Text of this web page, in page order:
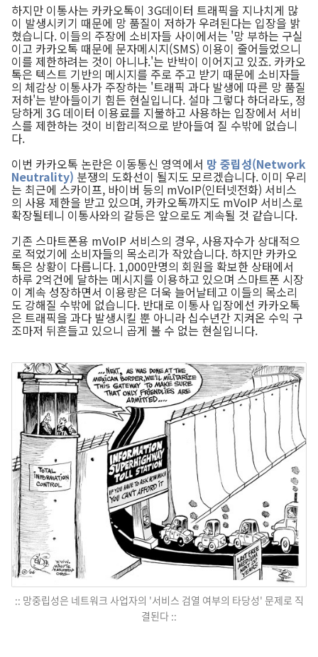
하지만 이통사는 카카오톡이 3G데이터 트래픽을 지나치게 많
이 발생시키기 때문에 망 품질이 저하가 우려된다는 입장을 밝
혔습니다. 이들의 주장에 소비자들 사이에서는 '망 부하는 구실
이고 카카오톡 때문에 문자메시지(SMS) 이용이 줄어들었으니
이를 제한하려는 것이 아니냐.'는 반박이 이어지고 있죠. 카카오
톡은 텍스트 기반의 메시지를 주로 주고 받기 때문에 소비자들
의 체감상 이통사가 주장하는 '트래픽 과다 발생에 따른 망 품질
저하'는 받아들이기 힘든 현실입니다. 설마 그렇다 하더라도, 정
당하게 3G 데이터 이용료를 지불하고 사용하는 입장에서 서비
스를 제한하는 것이 비합리적으로 받아들여 질 수밖에 없습니
다.
이번 카카오톡 논란은 이동통신 영역에서 망 중립성(Network
Neutrality) 분쟁의 도화선이 될지도 모르겠습니다. 이미 우리
는 최근에 스카이프, 바이버 등의 mVoIP(인터넷전화) 서비스
의 사용 제한을 받고 있으며, 카카오톡까지도 mVoIP 서비스로
확장될테니 이통사와의 갈등은 앞으로도 계속될 것 같습니다.
기존 스마트폰용 mVoIP 서비스의 경우, 사용자수가 상대적으
로 적었기에 소비자들의 목소리가 작았습니다. 하지만 카카오
톡은 상황이 다릅니다. 1,000만명의 회원을 확보한 상태에서
하루 2억건에 달하는 메시지를 이용하고 있으며 스마트폰 시장
이 계속 성장하면서 이용량은 더욱 늘어날테고 이들의 목소리
도 강해질 수밖에 없습니다. 반대로 이통사 입장에선 카카오톡
은 트래픽을 과다 발생시킬 뿐 아니라 십수년간 지켜온 수익 구
조마저 뒤흔들고 있으니 곱게 볼 수 없는 현실입니다.
:: 망중립성은 네트워크 사업자의 '서비스 검열 여부의 타당성' 문제로 직
결된다 ::